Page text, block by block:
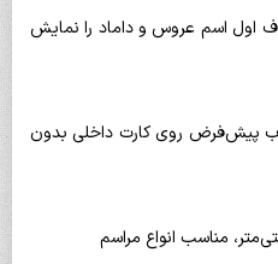
اول اسم عروس و داماد را نمایش
پیش‌فرض روی کارت داخلی بدون